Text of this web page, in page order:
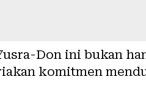
Don ini bukan
komitmen